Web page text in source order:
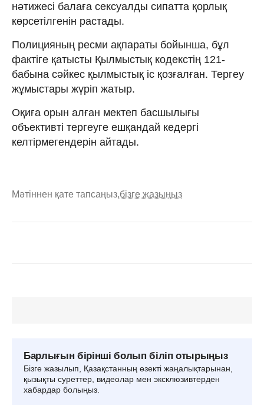
нәтижесі балаға сексуалды сипатта қорлық
көрсетілгенін растады.
Полицияның ресми ақпараты бойынша, бұл
фактіге қатысты Қылмыстық кодекстің 121-
бабына сәйкес қылмыстық іс қозғалған. Тергеу
жұмыстары жүріп жатыр.
Оқиға орын алған мектеп басшылығы
объективті тергеуге ешқандай кедергі
келтірмегендерін айтады.
Мәтіннен қате тапсаңыз,бізге жазыңыз
Барлығын бірінші болып біліп отырыңыз
Бізге жазылып, Қазақстанның өзекті жаңалықтарынан,
қызықты суреттер, видеолар мен эксклюзивтерден
хабардар болыңыз.